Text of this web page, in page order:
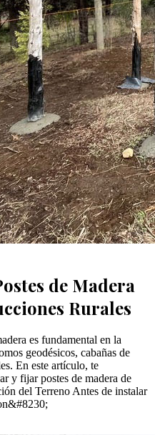
de Madera
Rurales
es fundamental en la
geodésicos, cabañas de
En este artículo, te
y fijar postes de madera de
del Terreno Antes de instalar